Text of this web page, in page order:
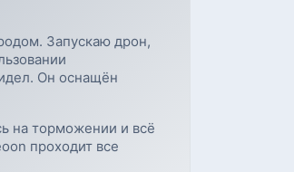
Запускаю дрон,
Он оснащён
на торможении и всё
проходит все